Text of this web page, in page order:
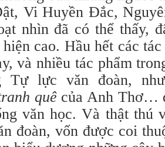
Vi Huyền Đắc,
nhìn đã có thể thấy,
cao. Hầu hết các
và nhiều tác phẩm
Tự lực văn đoàn,
quêcủa Anh Thơ…
văn học. Và thật thú
đoàn, vốn được coi